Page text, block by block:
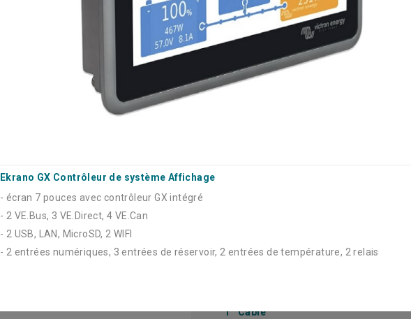
- écran 7 pouces avec contrôleur GX intégré
- 2 VE.Bus, 3 VE.Direct, 4 VE.Can
- 2 USB, LAN, MicroSD, 2 WIFI
- 2 entrées numériques, 3 entrées de réservoir, 2
entrées de température, 2 relais
1 x
Câble
Ekrano GX Contrôleur de système Affichage
- écran 7 pouces avec contrôleur GX intégré
- 2 VE.Bus, 3 VE.Direct, 4 VE.Can
- 2 USB, LAN, MicroSD, 2 WIFI
- 2 entrées numériques, 3 entrées de réservoir, 2 entrées de température, 2 relais